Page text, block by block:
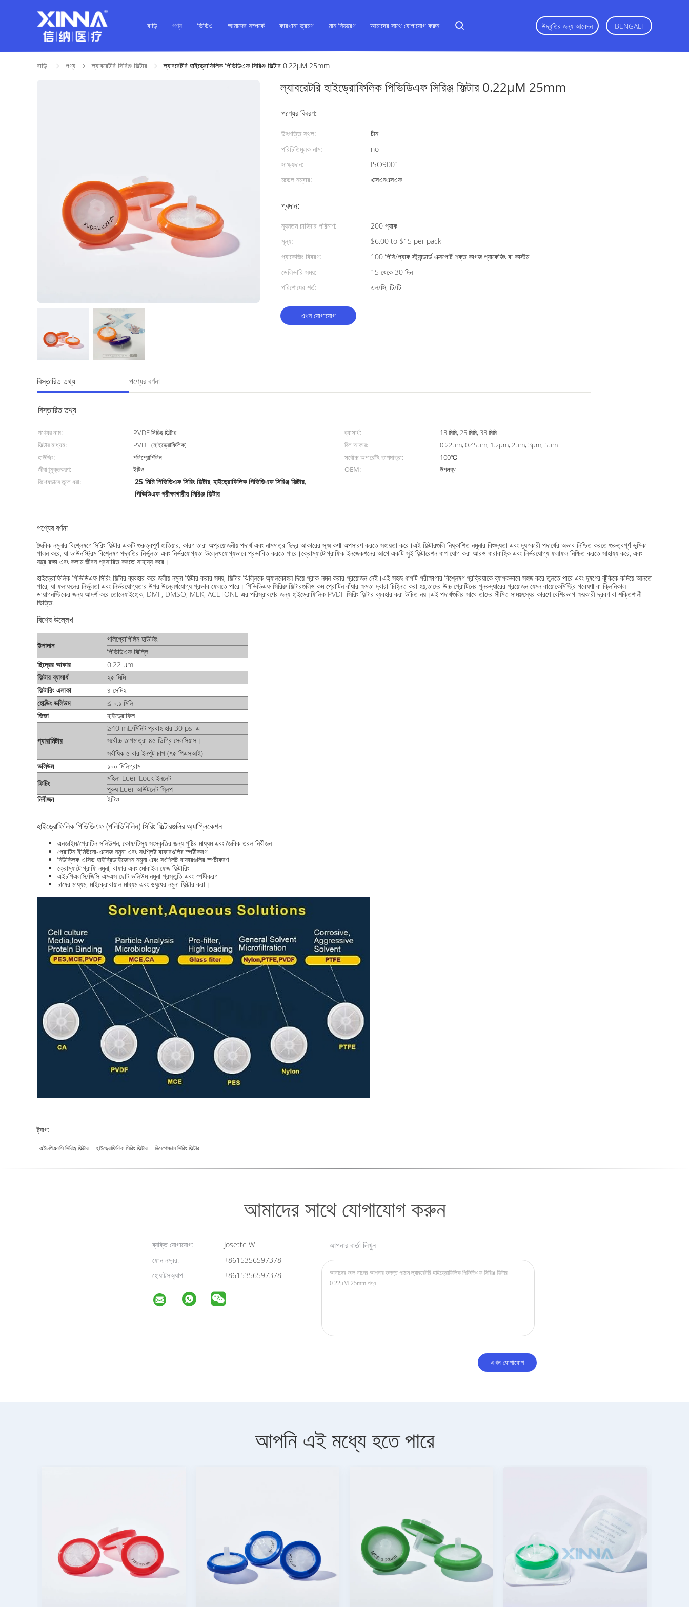
বাড়ি পণ্য ভিডিও আমাদের সম্পর্কে কারখানা ভ্রমণ মান নিয়ন্ত্রণ আমাদের সাথে যোগাযোগ করুন উদ্ধৃতির জন্য আবেদন BENGALI
বাড়ি পণ্য ল্যাবরেটরি সিরিঞ্জ ফিল্টার ল্যাবরেটরি হাইড্রোফিলিক পিভিডিএফ সিরিঞ্জ ফিল্টার 0.22μM 25mm
ল্যাবরেটরি হাইড্রোফিলিক পিভিডিএফ সিরিঞ্জ ফিল্টার 0.22μM 25mm
পণ্যের বিবরণ:
উৎপত্তি স্থল:
চীন
পরিচিতিমুলক নাম:
no
সাক্ষ্যদান:
ISO9001
মডেল নম্বার:
এক্সএনএসএফ
প্রদান:
ন্যূনতম চাহিদার পরিমাণ:
200 প্যাক
মূল্য:
$6.00 to $15 per pack
প্যাকেজিং বিবরণ:
100 পিসি/প্যাক স্ট্যান্ডার্ড এক্সপোর্ট শক্ত কাগজ প্যাকেজিং বা কাস্টম
ডেলিভারি সময়:
15 থেকে 30 দিন
পরিশোধের শর্ত:
এল/সি, টি/টি
এখন যোগাযোগ
বিস্তারিত তথ্য পণ্যের বর্ণনা
বিস্তারিত তথ্য
পণ্যের নাম: PVDF সিরিঞ্জ ফিল্টার ব্যাসার্ধ:
13 মিমি, 25 মিমি, 33 মিমি
ফিল্টার মাধ্যম:
PVDF (হাইড্রোফিলিক) বিল আকার:
0.22μm, 0.45μm, 1.2μm, 2μm, 3μm, 5μm
হাউজিং:
পলিপ্রোপিলিন সর্বোচ্চ অপারেটিং তাপমাত্রা:
100℃
জীবাণুমুক্তকরণ:
ইটিও OEM:
উপলব্ধ
বিশেষভাবে তুলে ধরা:
25 মিমি পিভিডিএফ সিরিং ফিল্টার,হাইড্রোফিলিক পিভিডিএফ সিরিঞ্জ ফিল্টার,
পিভিডিএফ পরীক্ষাগারীয় সিরিঞ্জ ফিল্টার
পণ্যের বর্ণনা
জৈবিক নমুনার বিশ্লেষণে সিরিং ফিল্টার একটি গুরুত্বপূর্ণ হাতিয়ার, কারণ তারা অপ্রয়োজনীয় পদার্থ এবং নামমাত্র ছিদ্র আকারের সূক্ষ্ম কণা অপসারণ করতে সহায়তা করে।এই ফিল্টারগুলি নিষ্কাশিত নমুনার বিশুদ্ধতা এবং দূষণকারী পদার্থের অভাব নিশ্চিত করতে গুরুত্বপূর্ণ ভূমিকা
পালন করে, যা ডাউনস্ট্রিম বিশ্লেষণ পদ্ধতির নির্ভুলতা এবং নির্ভরযোগ্যতা উল্লেখযোগ্যভাবে প্রভাবিত করতে পারে।ক্রোম্যাটোগ্রাফিক ইনজেকশনের আগে একটি সুই ফিল্টারেশন ধাপ যোগ করা আরও ধারাবাহিক এবং নির্ভরযোগ্য ফলাফল নিশ্চিত করতে সাহায্য করে, এবং
যন্ত্র রক্ষা এবং কলাম জীবন প্রসারিত করতে সাহায্য করে।
হাইড্রোফিলিক পিভিডিএফ সিরিং ফিল্টার ব্যবহার করে জলীয় নমুনা ফিল্টার করার সময়, ফিল্টার ঝিল্লিকে অ্যালকোহল দিয়ে প্রাক-নমন করার প্রয়োজন নেই।এই সহজ ধাপটি পরীক্ষাগার বিশ্লেষণ প্রক্রিয়াকে ব্যাপকভাবে সহজ করে তুলতে পারে এবং দূষণের ঝুঁকিকে কমিয়ে আনতে
পারে, যা ফলাফলের নির্ভুলতা এবং নির্ভরযোগ্যতার উপর উল্লেখযোগ্য প্রভাব ফেলতে পারে। পিভিডিএফ সিরিঞ্জ ফিল্টারগুলিও কম প্রোটিন বাঁধার ক্ষমতা দ্বারা চিহ্নিত করা হয়,তাদের উচ্চ প্রোটিনের পুনরুদ্ধারের প্রয়োজন যেমন বায়োকেমিস্ট্রি গবেষণা বা ক্লিনিকাল
ডায়াগনস্টিকের জন্য আদর্শ করে তোলেযাইহোক, DMF, DMSO, MEK, ACETONE এর পরিস্রাবণের জন্য হাইড্রোফিলিক PVDF সিরিং ফিল্টার ব্যবহার করা উচিত নয়।এই পদার্থগুলির সাথে তাদের সীমিত সামঞ্জস্যের কারণে বেশিরভাগ ক্ষয়কারী দ্রবণ বা শক্তিশালী
ভিত্তি.
বিশেষ উল্লেখ
উপাদান
পলিপ্রোপিলিন হাউজিং
পিভিডিএফ ঝিল্লি
ছিদ্রের আকার
0.22 μm
ফিল্টার ব্যাসার্ধ
২৫ মিমি
ফিল্টারিং এলাকা
৪ সেমি২
হোল্ডিং ভলিউম
≤ ০.১ মিলি
ভিজা
হাইড্রোফিল
প্যারামিটার
≥40 mL/মিনিট প্রবাহ হার 30 psi এ
সর্বোচ্চ তাপমাত্রা ৪৫ ডিগ্রি সেলসিয়াস।
সর্বাধিক ৫ বার ইনপুট চাপ (৭৫ পিএসআই)
ভলিউম
১০০ মিলিগ্রাম
ফিটিং
মহিলা Luer-Lock ইনলেট
পুরুষ Luer আউটলেট স্লিপ
নির্বীজন
ইটিও
হাইড্রোফিলিক পিভিডিএফ (পলিভিনিলিন) সিরিং ফিল্টারগুলির অ্যাপ্লিকেশন
এনজাইম/প্রোটিন সলিউশন, কোষ/টিস্যু সংস্কৃতির জন্য পুষ্টির মাধ্যম এবং জৈবিক তরল নির্বীজন
প্রোটিন ইমিউনো-এসেজ নমুনা এবং সংশ্লিষ্ট বাফারগুলির স্পষ্টীকরণ
নিউক্লিক এসিড হাইব্রিডাইজেশন নমুনা এবং সংশ্লিষ্ট বাফারগুলির স্পষ্টীকরণ
ক্রোম্যাটোগ্রাফি নমুনা, বাফার এবং মোবাইল ফেজ ফিল্টারিং
এইচপিএলসি/জিসি-এমএস ছোট ভলিউম নমুনা প্রস্তুতি এবং স্পষ্টীকরণ
চাষের মাধ্যম, মাইক্রোবায়াল মাধ্যম এবং ওষুধের নমুনা ফিল্টার করা।
ট্যাগ:
এইচপিএলসি সিরিঞ্জ ফিল্টার হাইড্রোফিলিক সিরিং ফিল্টার ডিসপোজাল সিরিং ফিল্টার
আমাদের সাথে যোগাযোগ করুন
ব্যক্তি যোগাযোগ:
Josette W
ফোন নম্বর:
+8615356597378
হোয়াটসঅ্যাপ:
+8615356597378
আপনার বার্তা লিখুন
আপনি এই মধ্যে হতে পারে